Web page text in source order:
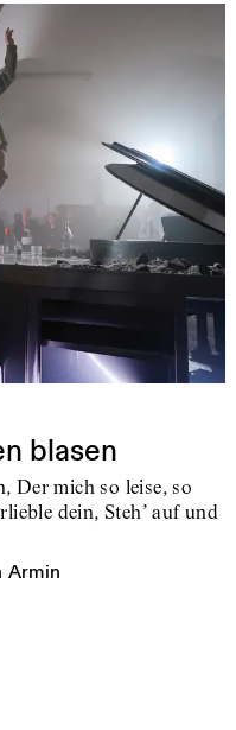
blasen
Der mich so leise, so
dein, Steh’ auf und
Armin